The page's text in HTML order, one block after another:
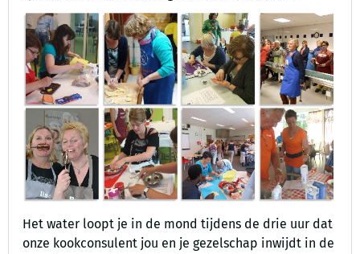
Het water loopt je in de mond tijdens de drie uur dat
onze kookconsulent jou en je gezelschap inwijdt in de